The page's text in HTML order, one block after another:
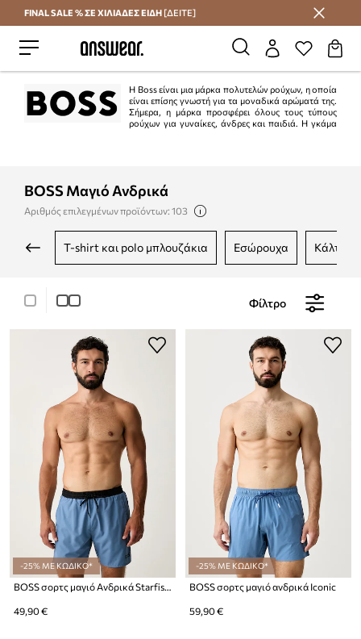
Εξοικονομήστε με το Answear Club
FINAL SALE % ΣΕ ΧΙΛΙΑΔΕΣ ΕΙΔΗ [ΔΕΙΤΕ]
Η Boss είναι μια μάρκα πολυτελών ρούχων, η οποία
είναι επίσης γνωστή για τα μοναδικά αρώματά της.
Σήμερα, η μάρκα προσφέρει όλους τους τύπους
ρούχων για γυναίκες, άνδρες και παιδιά. Η γκάμα
BOSS Μαγιό Ανδρικά
Αριθμός επιλεγμένων προϊόντων: 103
t-shirt και polo μπλουζάκια εσώρουχα κάλτσες
Φίλτρο
-25% ΜΕ ΚΩΔΙΚΟ*
BOSS σορτς μαγιό Ανδρικά Starfish
49,90 €
-25% ΜΕ ΚΩΔΙΚΟ*
BOSS σορτς μαγιό ανδρικά Iconic
59,90 €